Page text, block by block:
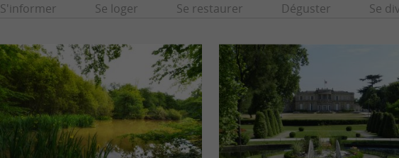
S'informer Se loger Se restaurer Déguster Se